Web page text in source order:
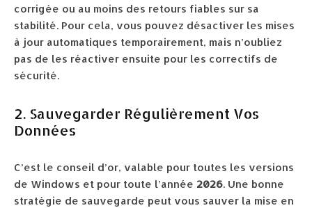
corrigée ou au moins des retours fiables sur sa
stabilité. Pour cela, vous pouvez désactiver les mises
à jour automatiques temporairement, mais n’oubliez
pas de les réactiver ensuite pour les correctifs de
sécurité.
2. Sauvegarder Régulièrement Vos
Données
C’est le conseil d’or, valable pour toutes les versions
de Windows et pour toute l’année 2026. Une bonne
stratégie de sauvegarde peut vous sauver la mise en